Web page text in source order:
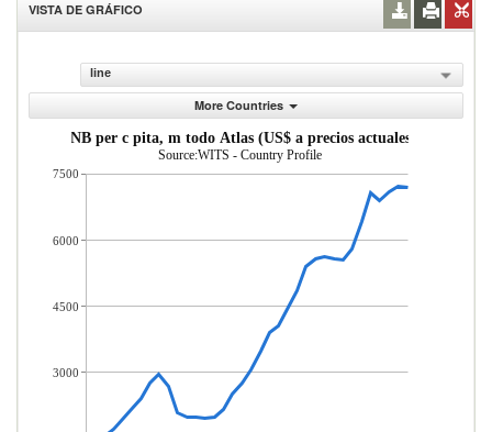
VISTA DE GRÁFICO
line
More Countries
INB per c pita, m todo Atlas (US$ a precios actuales)
Source:WITS - Country Profile
7500
6000
4500
3000